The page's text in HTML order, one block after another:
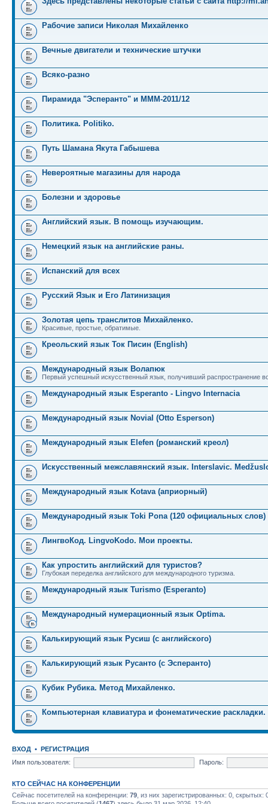
Рабочие записи Николая Михайленко
Вечные двигатели и технические штучки
Всяко-разно
Пирамида "Эсперанто" и MMM-2011/12
Политика. Politiko.
Путь Шамана Якута Габышева
Невероятные магазины для народа
Болезни и здоровье
Английский язык. В помощь изучающим.
Немецкий язык на английские раны.
Испанский для всех
Русский Язык и Его Латинизация
Золотая цепь транслитов Михайленко.
Красивые, простые, обратимые.
Креольский язык Ток Писин (English)
Международный язык Волапюк
Первый успешный искусственный язык, получивший распространение
Международный язык Esperanto - Lingvo Internacia
Международный язык Novial (Otto Esperson)
Международный язык Elefen (романский креол)
Искусственный межславянский язык. Interslavic.
Международный язык Kotava (априорный)
Международный язык Toki Pona (120 официальных слов)
ЛингвоКод. LingvoKodo. Мои проекты.
Как упростить английский для туристов?
Глубокая переделка английского для международного туризма.
Международный язык Turismo (Esperanto)
Международный нумерационный язык Optima.
Калькирующий язык Русиш (с английского)
Калькирующий язык Русанто (с Эсперанто)
Кубик Рубика. Метод Михайленко.
Компьютерная клавиатура и фонематические раскладки.
ВХОД • РЕГИСТРАЦИЯ
Имя пользователя:
Пароль:
КТО СЕЙЧАС НА КОНФЕРЕНЦИИ
Сейчас посетителей на конференции: 79 , из них зарегистрированных: 0,